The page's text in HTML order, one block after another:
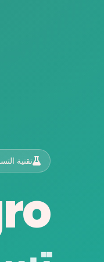
تقنية